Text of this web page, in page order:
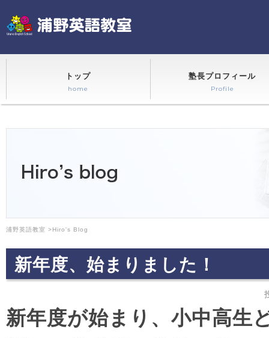
トップ
home
塾長プロフィール
Profile
浦野英語教室 >Hiro's Blog
新年度、始まりました！
新年度が始まり、小中高生